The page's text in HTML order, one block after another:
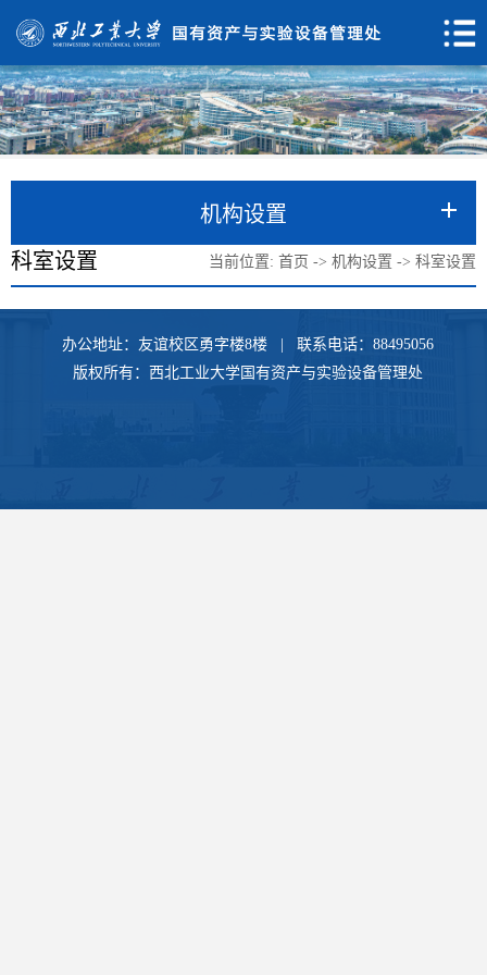
机构设置
科室设置
当前位置: 首页 -> 机构设置 -> 科室设置
办公地址：友谊校区勇字楼8楼 | 联系电话：88495056
版权所有：西北工业大学国有资产与实验设备管理处